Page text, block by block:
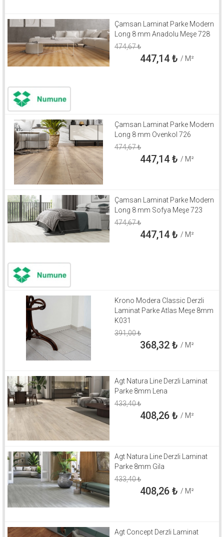
Çamsan Laminat Parke Modern
Long 8 mm Anadolu Meşe 728
474,67₺
447,14₺ / M²
Çamsan Laminat Parke Modern
Long 8 mm Ovenkol 726
474,67₺
447,14₺ / M²
Çamsan Laminat Parke Modern
Long 8 mm Sofya Meşe 723
474,67₺
447,14₺ / M²
Krono Modera Classic Derzli
Laminat Parke Atlas Meşe 8mm
K031
391,00₺
368,32₺ / M²
Agt Natura Line Derzli Laminat
Parke 8mm Lena
433,40₺
408,26₺ / M²
Agt Natura Line Derzli Laminat
Parke 8mm Gila
433,40₺
408,26₺ / M²
Agt Concept Derzli Laminat